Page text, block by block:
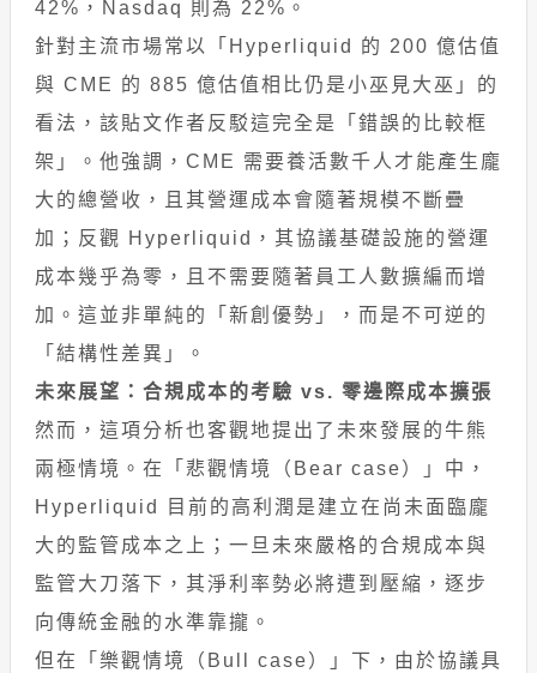
42%，Nasdaq 則為 22%。
針對主流市場常以「Hyperliquid 的 200 億估值
與 CME 的 885 億估值相比仍是小巫見大巫」的
看法，該貼文作者反駁這完全是「錯誤的比較框
架」。他強調，CME 需要養活數千人才能產生龐
大的總營收，且其營運成本會隨著規模不斷疊
加；反觀 Hyperliquid，其協議基礎設施的營運
成本幾乎為零，且不需要隨著員工人數擴編而增
加。這並非單純的「新創優勢」，而是不可逆的
「結構性差異」。
未來展望：合規成本的考驗 vs. 零邊際成本擴張
然而，這項分析也客觀地提出了未來發展的牛熊
兩極情境。在「悲觀情境（Bear case）」中，
Hyperliquid 目前的高利潤是建立在尚未面臨龐
大的監管成本之上；一旦未來嚴格的合規成本與
監管大刀落下，其淨利率勢必將遭到壓縮，逐步
向傳統金融的水準靠攏。
但在「樂觀情境（Bull case）」下，由於協議具